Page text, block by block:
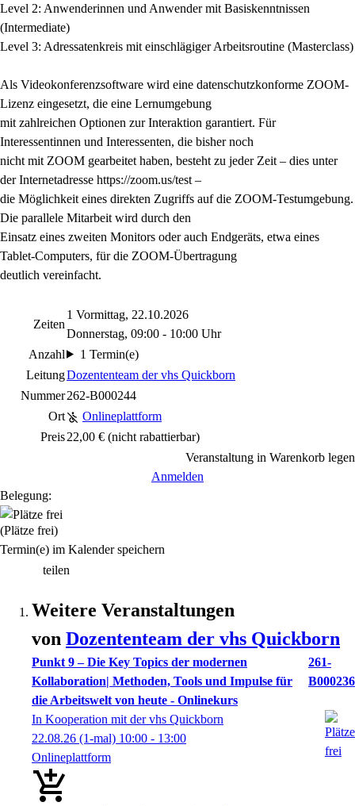
Level 2: Anwenderinnen und Anwender mit Basiskenntnissen
(Intermediate)
Level 3: Adressatenkreis mit einschlägiger Arbeitsroutine (Masterclass)
Als Videokonferenzsoftware wird eine datenschutzkonforme ZOOM-
Lizenz eingesetzt, die eine Lernumgebung
mit zahlreichen Optionen zur Interaktion garantiert. Für
Interessentinnen und Interessenten, die bisher noch
nicht mit ZOOM gearbeitet haben, besteht zu jeder Zeit – dies unter
der Internetadresse https://zoom.us/test –
die Möglichkeit eines direkten Zugriffs auf die ZOOM-Testumgebung.
Die parallele Mitarbeit wird durch den
Einsatz eines zweiten Monitors oder auch Endgeräts, etwa eines
Tablet-Computers, für die ZOOM-Übertragung
deutlich vereinfacht.
Zeiten
1 Vormittag, 22.10.2026
Donnerstag, 09:00 - 10:00 Uhr
Anzahl
1 Termin(e)
LeitungDozententeam der vhs Quickborn
Nummer262-B000244
Ort
Onlineplattform
Preis22,00 € (nicht rabattierbar)
Veranstaltung in Warenkorb legen
Anmelden
Belegung:
(Plätze frei)
Termin(e) im Kalender speichern
teilen
Weitere Veranstaltungen
von Dozententeam der vhs Quickborn
Punkt 9 – Die Key Topics der modernen
Kollaboration| Methoden, Tools und Impulse für
die Arbeitswelt von heute - Onlinekurs
261-
B000236
In Kooperation mit der vhs Quickborn
22.08.26 (1-mal) 10:00 - 13:00
Onlineplattform